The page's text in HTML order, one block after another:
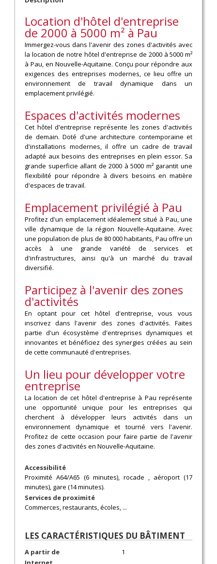
Location d'hôtel d'entreprise
de 2000 à 5000 m² à Pau
Immergez-vous dans l'avenir des zones d'activités avec
la location de notre hôtel d'entreprise de 2000 à 5000 m²
à Pau, en Nouvelle-Aquitaine. Conçu pour répondre aux
exigences des entreprises modernes, ce lieu offre un
environnement de travail dynamique dans un
emplacement privilégié.
Espaces d'activités modernes
Cet hôtel d'entreprise représente les zones d'activités
de demain. Doté d'une architecture contemporaine et
d'installations modernes, il offre un cadre de travail
adapté aux besoins des entreprises en plein essor. Sa
grande superficie allant de 2000 à 5000 m² garantit une
flexibilité pour répondre à divers besoins en matière
d'espaces de travail.
Emplacement privilégié à Pau
Profitez d'un emplacement idéalement situé à Pau, une
ville dynamique de la région Nouvelle-Aquitaine. Avec
une population de plus de 80 000 habitants, Pau offre un
accès à une grande variété de services et
d'infrastructures, ainsi qu'à un marché du travail
diversifié.
Participez à l'avenir des zones
d'activités
En optant pour cet hôtel d'entreprise, vous vous
inscrivez dans l'avenir des zones d'activités. Faites
partie d'un écosystème d'entreprises dynamiques et
innovantes et bénéficiez des synergies créées au sein
de cette communauté d'entreprises.
Un lieu pour développer votre
entreprise
La location de cet hôtel d'entreprise à Pau représente
une opportunité unique pour les entreprises qui
cherchent à développer leurs activités dans un
environnement dynamique et tourné vers l'avenir.
Profitez de cette occasion pour faire partie de l'avenir
des zones d'activités en Nouvelle-Aquitaine.
Accessibilité
Proximité A64/A65 (6 minutes), rocade , aéroport (17
minutes), gare (14 minutes).
Services de proximité
Commerces, restaurants, écoles, ...
LES CARACTÉRISTIQUES DU BÂTIMENT
A partir de
1